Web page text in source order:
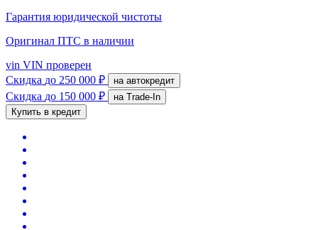
Гарантия юридической чистоты
Оригинал ПТС в наличии
vin VIN проверен
Скидка до 250 000 ₽ на автокредит
Скидка до 150 000 ₽
на Trade-In
Купить в кредит